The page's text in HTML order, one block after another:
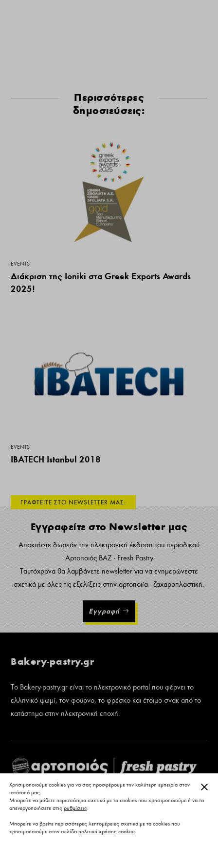
Περισσότερες
δημοσιεύσεις:
EVENTS
Διάκριση της Ioniki στα Greek Exports Awards
2025!
EVENTS
IBATECH Istanbul 2018
ΓΡΑΦΤΕΙΤΕ ΣΤΟ NEWSLETTER ΜΑΣ:
Εγγραφείτε στο Newsletter μας
Αποκτήστε δωρεάν την ηλεκτρονική έκδοση του περιοδικού
Αρτοποιός ΒΑΖ - Fresh Pastry
Ταυτόχρονα θα λαμβάνετε newsletter για να ενημερώνεστε
σχετικά με όλες τις εξελίξεις στην αρτοποιία - ζαχαροπλαστική.
Εγγραφή
Bakery-pastry.gr
Το Bakery-pastry.gr είναι το ηλεκτρονικό portal που φέρνει το
ελληνικό ψωμί, τον φούρνο, το φρέσκο και έτοιμο σνακ από το
κατάστημα στην ηλεκτρονική εποχή.
Χρησιμοποιούμε cookies για να σας προσφέρουμε την καλύτερη εμπειρία στον
ιστότοπό μας.
Μπορείτε να μάθετε περισσότερα σχετικά με τα cookies που χρησιμοποιούμε ή να τα
απενεργοποιήσετε στις ρυθμίσεις.
Μπορείτε να βρείτε περισσότερες λεπτομέρειες σχετικά με τα cookies που
χρησιμοποιούμε στην σελίδα πολιτική χρήσης cookies.